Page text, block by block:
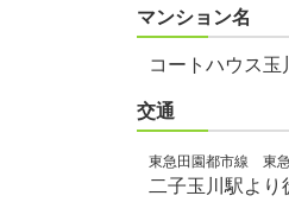
マンション名
コートハウス玉
交通
東急田園都市線 東
二子玉川駅より